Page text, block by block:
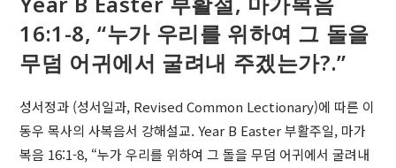
16:1-8, “누가 우리를 위하여 그 돌을
무덤 어귀에서 굴려내 주겠는가?.”
성서정과 (성서일과, Revised Common Lectionary)에 따른 이
동우 목사의 사복음서 강해설교. Year B Easter 부활주일, 마가
복음 16:1-8, “누가 우리를 위하여 그 돌을 무덤 어귀에서 굴려내